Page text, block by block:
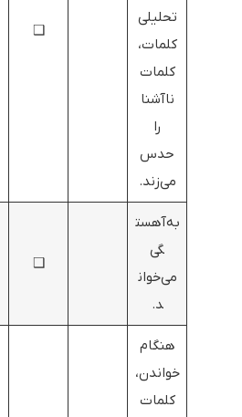
تحلیلی
کلمات،
کلمات
ناآشنا
را
حدس
می‌زند.
❑
به‌آهست
گی
می‌خوان
د.
❑
هنگام
خواندن،
کلمات